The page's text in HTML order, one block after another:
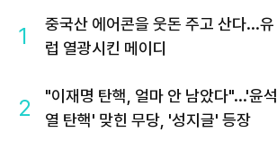
1
중국산 에어콘을 웃돈 주고 산다...유
럽 열광시킨 메이디
2
"이재명 탄핵, 얼마 안 남았다"...'윤석
열 탄핵' 맞힌 무당, '성지글' 등장